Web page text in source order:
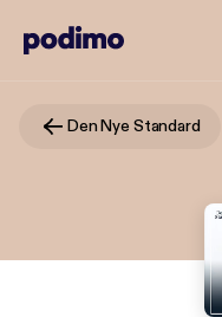
Den Nye Standard